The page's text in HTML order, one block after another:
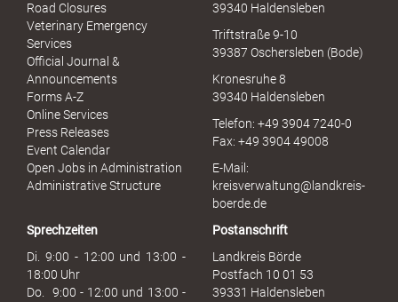
s
u
h
Road Closures
Veterinary Emergency
Services
Official Journal &
Announcements
Forms A-Z
Online Services
Press Releases
Event Calendar
Open Jobs in Administration
Administrative Structure
39340 Haldensleben
Triftstraße 9-10
39387 Oschersleben (Bode)
Kronesruhe 8
39340 Haldensleben
Telefon: +49 3904 7240-0
Fax: +49 3904 49008
E-Mail:
kreisverwaltung@landkreis-
boerde.de
Sprechzeiten
Di. 9:00 - 12:00 und 13:00 -
18:00 Uhr
Do. 9:00 - 12:00 und 13:00 -
Postanschrift
Landkreis Börde
Postfach 10 01 53
39331 Haldensleben